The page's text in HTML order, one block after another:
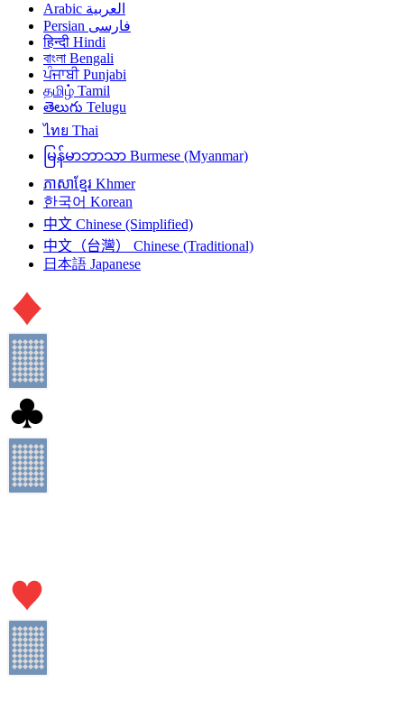
العربية Arabic
فارسی Persian
हिन्दी Hindi
বাংলা Bengali
ਪੰਜਾਬੀ Punjabi
தமிழ் Tamil
తెలుగు Telugu
ไทย Thai
မြန်မာဘာသာ Burmese (Myanmar)
ភាសាខ្មែរ Khmer
한국어 Korean
中文 Chinese (Simplified)
中文（台灣）
Chinese (Traditional)
日本語 Japanese